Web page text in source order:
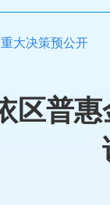
重大决策预公开
区普